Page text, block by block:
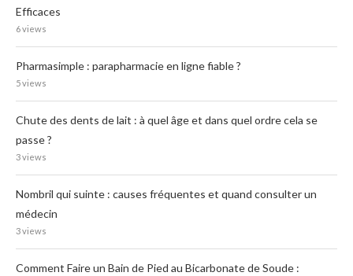
Efficaces
6 views
Pharmasimple : parapharmacie en ligne fiable ?
5 views
Chute des dents de lait : à quel âge et dans quel ordre cela se
passe ?
3 views
Nombril qui suinte : causes fréquentes et quand consulter un
médecin
3 views
Comment Faire un Bain de Pied au Bicarbonate de Soude :